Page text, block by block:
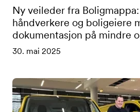
Ny veileder fra
håndverkere og boligeiere
dokumentasjon på mindre
30. mai 2025